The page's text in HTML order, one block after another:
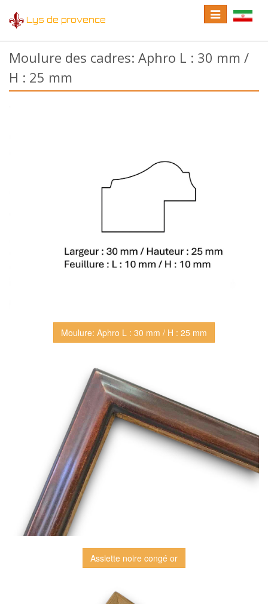
Lys de provence
Toggle
Toggle
navigation
Moulure des cadres: Aphro L : 30 mm /
H : 25 mm
Moulure: Aphro L : 30 mm / H : 25 mm
Assiette noire congé or